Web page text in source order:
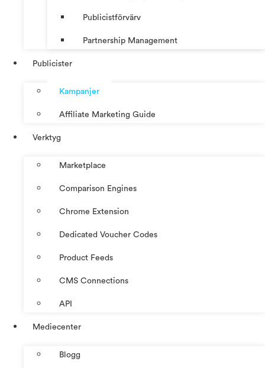
Publicistförvärv
Partnership Management
Publicister
Kampanjer
Affiliate Marketing Guide
Verktyg
Marketplace
Comparison Engines
Chrome Extension
Dedicated Voucher Codes
Product Feeds
CMS Connections
API
Mediecenter
Blogg